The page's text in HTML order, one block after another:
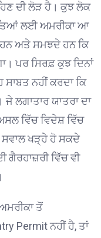
ਦੀ ਲੋੜ ਹੈ। ਕੁਝ ਲੋਕ
ਲਈ ਅਮਰੀਕਾ ਆ
ਅਤੇ ਸਮਝਦੇ ਹਨ ਕਿ
ਪਰ ਸਿਰਫ਼ ਕੁਝ ਦਿਨਾਂ
ਨਹੀਂ ਕਰਦਾ ਕਿ
ਲਗਾਤਾਰ ਯਾਤਰਾ ਦਾ
ਵਿੱਚ ਵਿਦੇਸ਼ ਵਿੱਚ
ਸਵਾਲ ਖੜ੍ਹੇ ਹੋ ਸਕਦੇ
ਗੈਰਹਾਜ਼ਰੀ ਵਿੱਚ ਵੀ
ਤੋਂ
Permit ਨਹੀਂ ਹੈ, ਤਾਂ